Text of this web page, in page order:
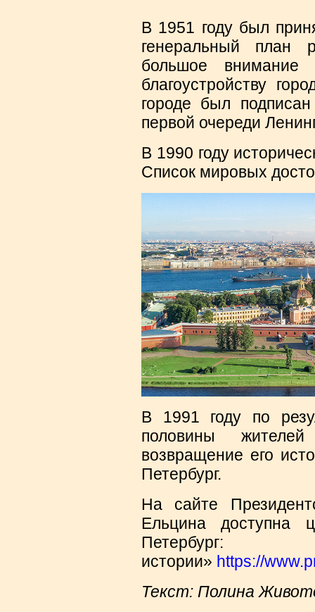
В 1951 году был
генеральный план
большое внимание
благоустройству
городе был
первой очереди
В 1990 году
Список мировых
В 1991 году по
половины
возвращение его
Петербург.
На сайте
Ельцина доступна
истории» https://
Текст: Полина